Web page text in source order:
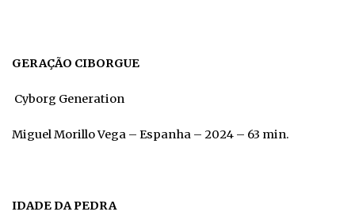
GERAÇÃO CIBORGUE
Cyborg Generation
Miguel Morillo Vega – Espanha – 2024 – 63 min.
IDADE DA PEDRA